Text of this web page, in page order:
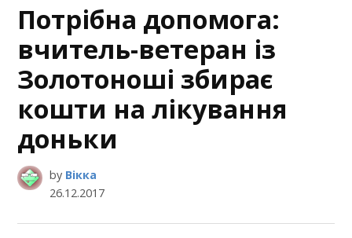
Потрібна допомога:
вчитель-ветеран із
Золотоноші збирає
кошти на лікування
доньки
by Вікка
26.12.2017